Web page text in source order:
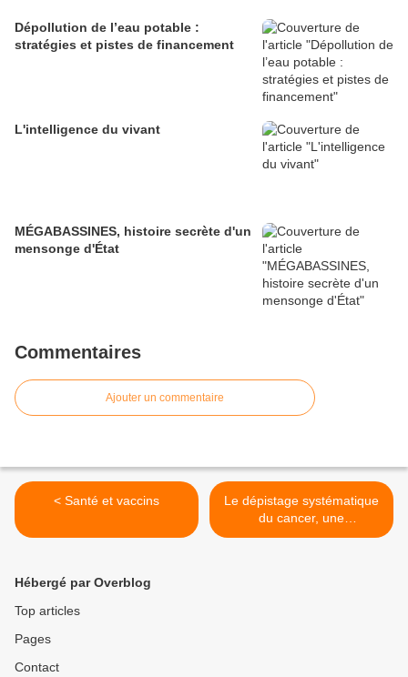
Dépollution de l’eau potable :
stratégies et pistes de financement
L'intelligence du vivant
MÉGABASSINES, histoire secrète d'un
mensonge d'État
Commentaires
Ajouter un commentaire
< Santé et vaccins
Le dépistage systématique
du cancer, une
escroquerie? (Claire
Hébergé par Overblog
Top articles
Pages
Contact